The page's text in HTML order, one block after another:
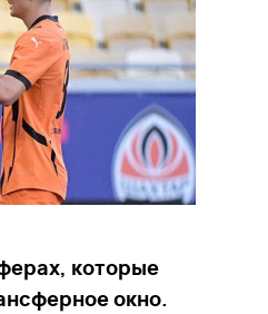
которые
окно.